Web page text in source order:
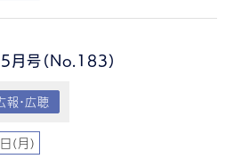
号（No.183）
報・広聴
(月)